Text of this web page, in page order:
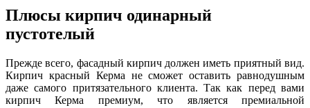
Плюсы кирпич одинарный
пустотелый
Прежде всего, фасадный кирпич должен иметь приятный вид.
Кирпич красный Керма не сможет оставить равнодушным
даже самого притязательного клиента. Так как перед вами
кирпич Керма премиум, что является премиальной